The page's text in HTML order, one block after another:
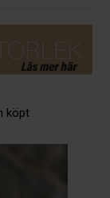
köpt